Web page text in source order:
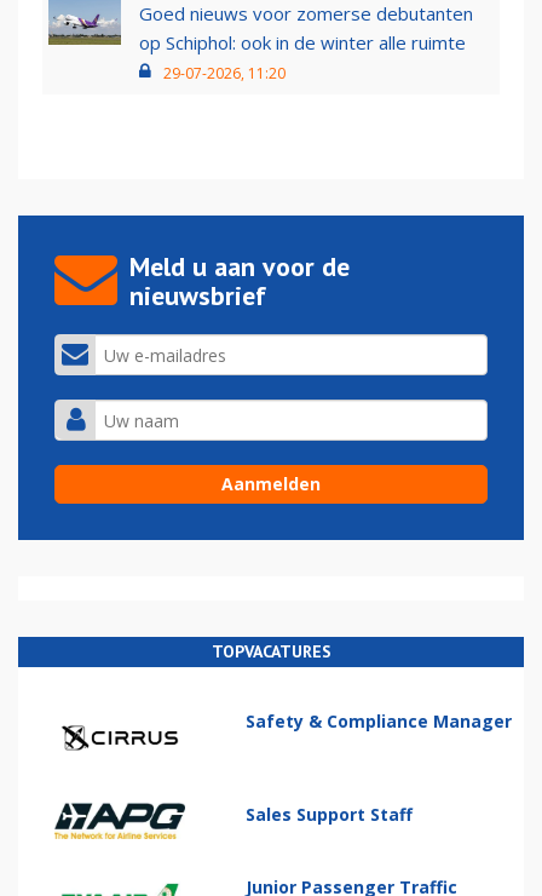
Goed nieuws voor zomerse debutanten
op Schiphol: ook in de winter alle ruimte
29-07-2026, 11:20
Meld u aan voor de
nieuwsbrief
TOPVACATURES
Safety & Compliance Manager
Sales Support Staff
Junior Passenger Traffic